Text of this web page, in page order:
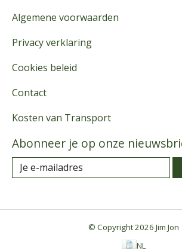
Algemene voorwaarden
Privacy verklaring
Cookies beleid
Contact
Kosten van Transport
Abonneer je op onze
© Copyright 2026 Jim Jon
NL